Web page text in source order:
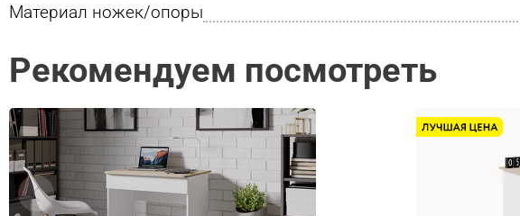
Материал ножек/опоры
Рекомендуем посмотреть